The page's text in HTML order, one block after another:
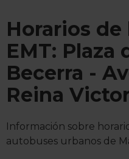
Horarios de
EMT: Plaza
Becerra -
Reina
Información sobre
autobuses urbanos de